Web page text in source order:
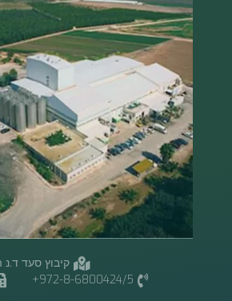
קיבוץ סעד ד.נ הנגב
972-8-6800424/5+